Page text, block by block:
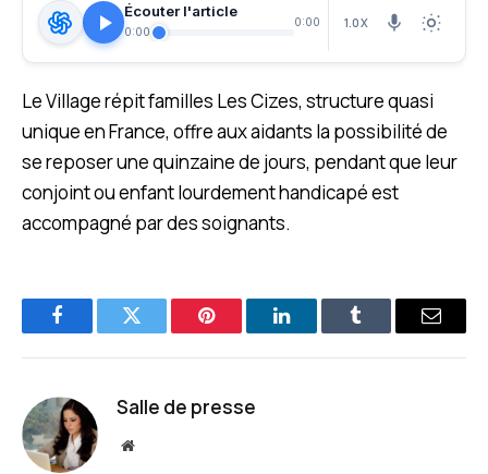
Écouter l'article
0:00
0:00 1.0X
Le Village répit familles Les Cizes, structure quasi
unique en France, offre aux aidants la possibilité de
se reposer une quinzaine de jours, pendant que leur
conjoint ou enfant lourdement handicapé est
accompagné par des soignants.
FacebookTwitter Pinterest LinkedInTumblr
E-
Salle de presse
Site